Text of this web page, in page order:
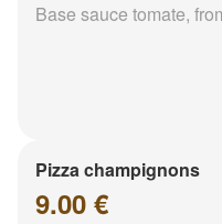
Base sauce tomate,
Pizza champignons
9.00 €